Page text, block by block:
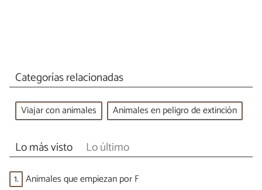
Categorías relacionadas
Viajar con animales Animales en peligro de extinción
Lo más visto Lo último
1. Animales que empiezan por F